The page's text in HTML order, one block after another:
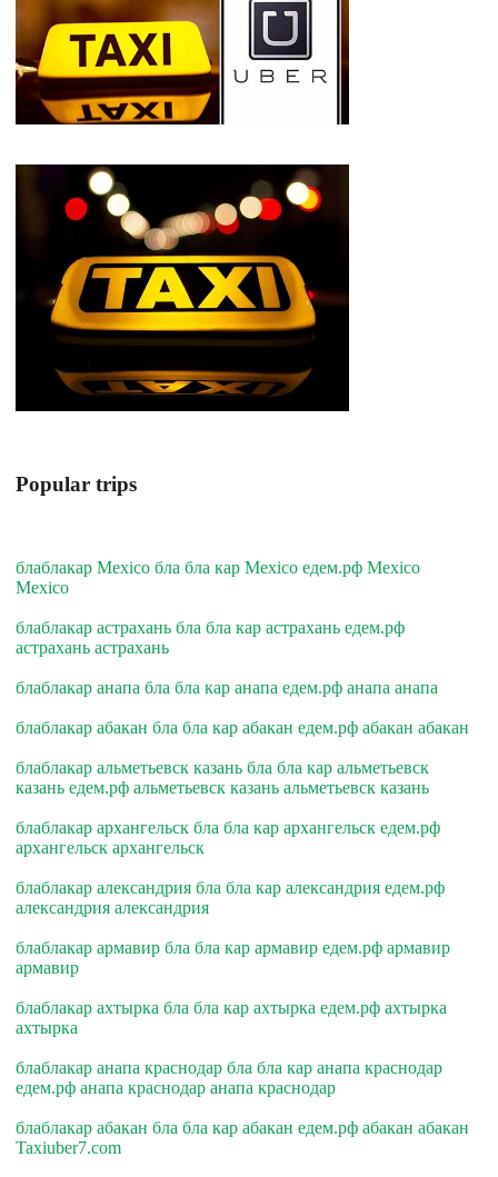
Popular trips
блаблакар Mexico бла бла кар Mexico едем.рф Mexico
Mexico
блаблакар астрахань бла бла кар астрахань едем.рф
астрахань астрахань
блаблакар анапа бла бла кар анапа едем.рф анапа анапа
блаблакар абакан бла бла кар абакан едем.рф абакан абакан
блаблакар альметьевск казань бла бла кар альметьевск
казань едем.рф альметьевск казань альметьевск казань
блаблакар архангельск бла бла кар архангельск едем.рф
архангельск архангельск
блаблакар александрия бла бла кар александрия едем.рф
александрия александрия
блаблакар армавир бла бла кар армавир едем.рф армавир
армавир
блаблакар ахтырка бла бла кар ахтырка едем.рф ахтырка
ахтырка
блаблакар анапа краснодар бла бла кар анапа краснодар
едем.рф анапа краснодар анапа краснодар
блаблакар абакан бла бла кар абакан едем.рф абакан абакан
Taxiuber7.com